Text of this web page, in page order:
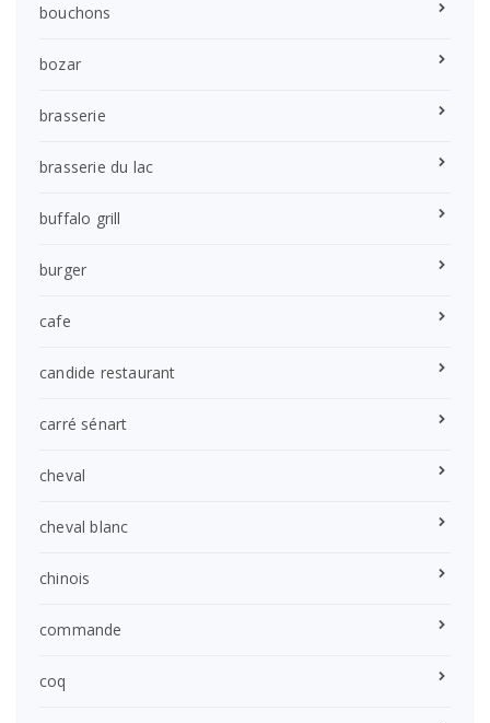
bouchons
bozar
brasserie
brasserie du lac
buffalo grill
burger
cafe
candide restaurant
carré sénart
cheval
cheval blanc
chinois
commande
coq